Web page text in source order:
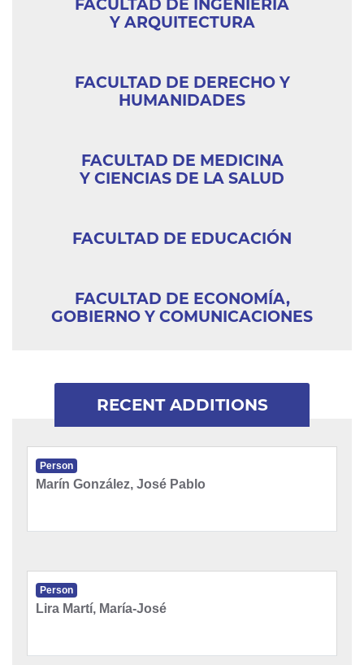
COLLECTIONS
FACULTAD DE INGENIERÍA
Y ARQUITECTURA
FACULTAD DE DERECHO Y
HUMANIDADES
FACULTAD DE MEDICINA
Y CIENCIAS DE LA SALUD
FACULTAD DE EDUCACIÓN
FACULTAD DE ECONOMÍA,
GOBIERNO Y COMUNICACIONES
RECENT ADDITIONS
Person
Marín González, José Pablo
Person
Lira Martí, María-José